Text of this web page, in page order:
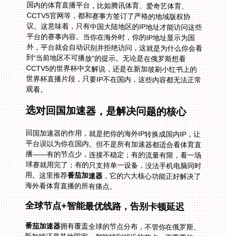
国内的体育直播平台，比如腾讯体育、爱奇艺体育、
CCTV5官网等，都和赛事方签订了严格的地域版权协
议。这意味着，只有中国大陆地区的IP地址才能访问这些
平台的赛事内容。当你在海外时，你的IP地址显示为国
外，平台就会自动识别并拒绝访问，这就是为什么你会看
到“当前地区不可播放”的提示。无论是在俄罗斯想看
CCTV5的世界杯中文解说，还是在新加坡刷小红书上的
世界杯直播片段，只要IP不在国内，这些内容都无法正常
观看。
选对回国加速器，是解决问题的核心
回国加速器的作用，就是把你的海外IP转换成国内IP，让
平台误以为你在国内。但不是所有加速器都适合看体育直
播——有的节点少，连接不稳定；有的流量有限，看一场
球赛就用完了；有的只支持单一设备，没法手机电脑同时
用。这里推荐番茄加速器，它的六大核心功能正好解决了
海外看体育直播的所有痛点。
全球节点+智能最优线路，告别卡顿延迟
番茄加速器拥有覆盖全球的节点分布，不管你在俄罗斯、
新加坡还是其他国家，都能找到就近的节点。更重要的
是，它的智能推荐最优线路功能会自动选择最稳定、延迟
最低的线路。比如你在俄罗斯想看CCTV5的世界杯中文
解说，它会快速匹配到国内的专线节点，让你几乎感觉不